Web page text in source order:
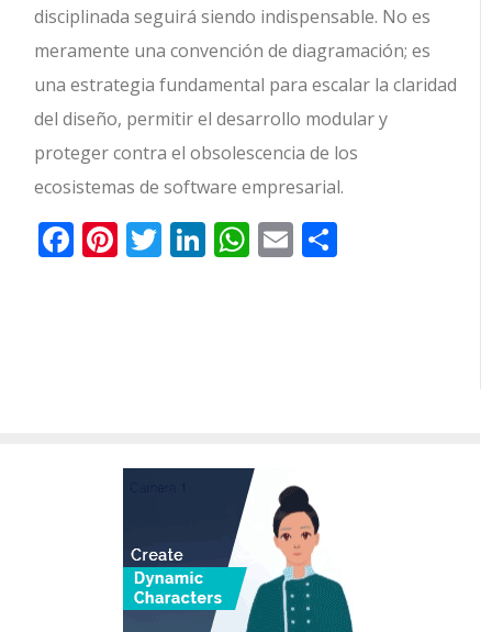
disciplinada seguirá siendo indispensable. No es
meramente una convención de diagramación; es
una estrategia fundamental para escalar la claridad
del diseño, permitir el desarrollo modular y
proteger contra el obsolescencia de los
ecosistemas de software empresarial.
Facebook
Pinterest
Twitter
LinkedIn
WhatsApp
Email